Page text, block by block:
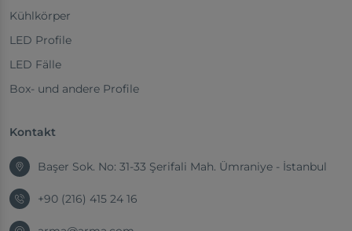
Kühlkörper
LED Profile
LED Fälle
Box- und andere Profile
Kontakt
Başer Sok. No: 31-33 Şerifali Mah. Ümraniye - İstanbul
+90 (216) 415 24 16